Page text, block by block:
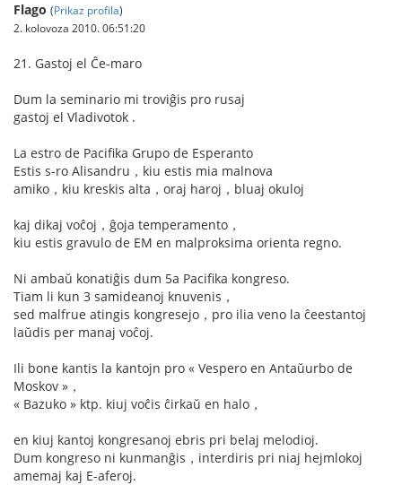
Flago (Prikaz profila)
2. kolovoza 2010. 06:51:20
21. Gastoj el Ĉe-maro
Dum la seminario mi troviĝis pro rusaj
gastoj el Vladivotok .
La estro de Pacifika Grupo de Esperanto
Estis s-ro Alisandru，kiu estis mia malnova
amiko，kiu kreskis alta，oraj haroj，bluaj okuloj
kaj dikaj voĉoj，ĝoja temperamento，
kiu estis gravulo de EM en malproksima orienta regno.
Ni ambaŭ konatiĝis dum 5a Pacifika kongreso.
Tiam li kun 3 samideanoj knuvenis，
sed malfrue atingis kongresejo，pro ilia veno la ĉeestantoj
laŭdis per manaj voĉoj.
Ili bone kantis la kantojn pro « Vespero en Antaŭurbo de
Moskov »，
« Bazuko » ktp. kiuj voĉis ĉirkaŭ en halo，
en kiuj kantoj kongresanoj ebris pri belaj melodioj.
Dum kongreso ni kunmanĝis，interdiris pri niaj hejmlokoj
amemaj kaj E-aferoj.